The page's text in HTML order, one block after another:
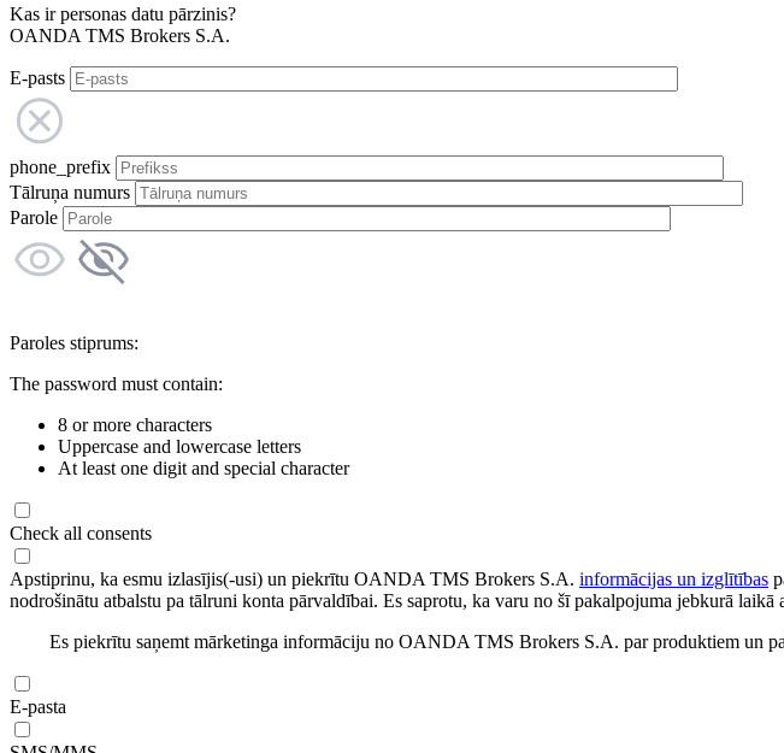
Kas ir personas datu pārzinis?
OANDA TMS Brokers S.A.
E-pasts
phone_prefix
Tālruņa numurs
Parole
Paroles stiprums:
The password must contain:
8 or more characters
Uppercase and lowercase letters
At least one digit and special character
Check all consents
Apstiprinu, ka esmu izlasījis(-usi) un piekrītu OANDA TMS Brokers S.A. informācijas un izglītības
nodrošinātu atbalstu pa tālruni konta pārvaldībai. Es saprotu, ka varu no šī pakalpojuma jebkurā laikā
Es piekrītu saņemt mārketinga informāciju no OANDA TMS Brokers S.A. par produktiem un
E-pasta